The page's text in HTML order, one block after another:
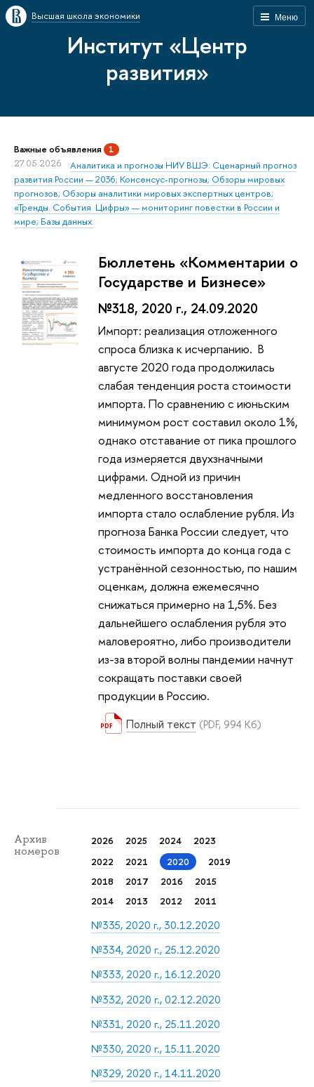
Меню
Высшая школа экономики
Институт «Центр
развития»
Важные объявления 1
27.05.2026
Аналитика и прогнозы НИУ ВШЭ: Сценарный прогноз
развития России — 2036; Консенсус-прогнозы; Обзоры мировых
прогнозов; Обзоры аналитики мировых экспертных центров;
«Тренды. События. Цифры» — мониторинг повестки в России и
мире; Базы данных.
Бюллетень «Комментарии о
Государстве и Бизнесе»
№318, 2020 г., 24.09.2020
Импорт: реализация отложенного
спроса близка к исчерпанию. В
августе 2020 года продолжилась
слабая тенденция роста стоимости
импорта. По сравнению с июньским
минимумом рост составил около 1%,
однако отставание от пика прошлого
года измеряется двухзначными
цифрами. Одной из причин
медленного восстановления
импорта стало ослабление рубля. Из
прогноза Банка России следует, что
стоимость импорта до конца года с
устранённой сезонностью, по нашим
оценкам, должна ежемесячно
снижаться примерно на 1,5%. Без
дальнейшего ослабления рубля это
маловероятно, либо производители
из-за второй волны пандемии начнут
сокращать поставки своей
продукции в Россию.
Полный текст (PDF, 994 Кб)
Архив
номеров
2026 2025 2024
2023
2022
2021 2020
2019
2018
2017 2016
2015
2014
2013 2012 2011
№335, 2020 г., 30.12.2020
№334, 2020 г., 25.12.2020
№333, 2020 г., 16.12.2020
№332, 2020 г., 02.12.2020
№331, 2020 г., 25.11.2020
№330, 2020 г., 15.11.2020
№329, 2020 г., 14.11.2020